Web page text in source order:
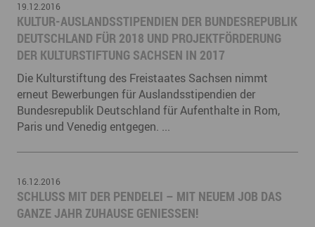
19.12.2016
KULTUR-AUSLANDSSTIPENDIEN DER BUNDESREPUBLIK
DEUTSCHLAND FÜR 2018 UND PROJEKTFÖRDERUNG
DER KULTURSTIFTUNG SACHSEN IN 2017
Die Kulturstiftung des Freistaates Sachsen nimmt
erneut Bewerbungen für Auslandsstipendien der
Bundesrepublik Deutschland für Aufenthalte in Rom,
Paris und Venedig entgegen. ...
16.12.2016
SCHLUSS MIT DER PENDELEI – MIT NEUEM JOB DAS
GANZE JAHR ZUHAUSE GENIESSEN!